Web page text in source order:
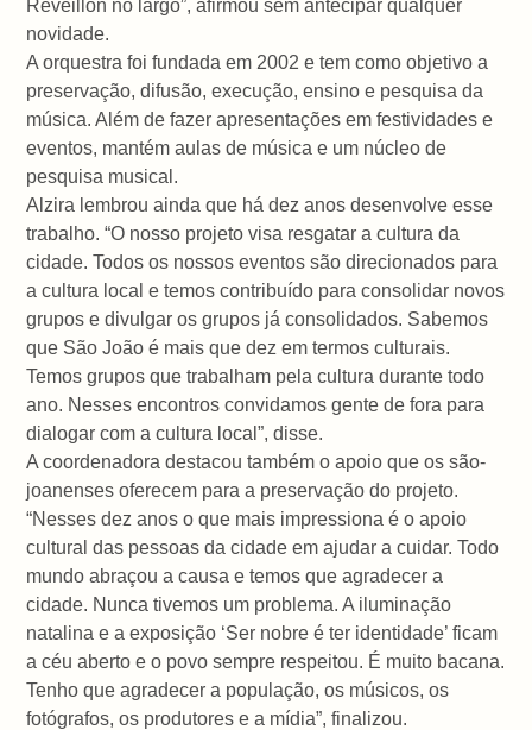
Réveillon no largo”, afirmou sem antecipar qualquer
novidade.
A orquestra foi fundada em 2002 e tem como objetivo a
preservação, difusão, execução, ensino e pesquisa da
música. Além de fazer apresentações em festividades e
eventos, mantém aulas de música e um núcleo de
pesquisa musical.
Alzira lembrou ainda que há dez anos desenvolve esse
trabalho. “O nosso projeto visa resgatar a cultura da
cidade. Todos os nossos eventos são direcionados para
a cultura local e temos contribuído para consolidar novos
grupos e divulgar os grupos já consolidados. Sabemos
que São João é mais que dez em termos culturais.
Temos grupos que trabalham pela cultura durante todo
ano. Nesses encontros convidamos gente de fora para
dialogar com a cultura local”, disse.
A coordenadora destacou também o apoio que os são-
joanenses oferecem para a preservação do projeto.
“Nesses dez anos o que mais impressiona é o apoio
cultural das pessoas da cidade em ajudar a cuidar. Todo
mundo abraçou a causa e temos que agradecer a
cidade. Nunca tivemos um problema. A iluminação
natalina e a exposição ‘Ser nobre é ter identidade’ ficam
a céu aberto e o povo sempre respeitou. É muito bacana.
Tenho que agradecer a população, os músicos, os
fotógrafos, os produtores e a mídia”, finalizou.